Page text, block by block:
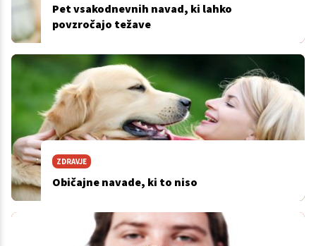
Pet vsakodnevnih navad, ki lahko
povzročajo težave
ZDRAVJE
Običajne navade, ki to niso